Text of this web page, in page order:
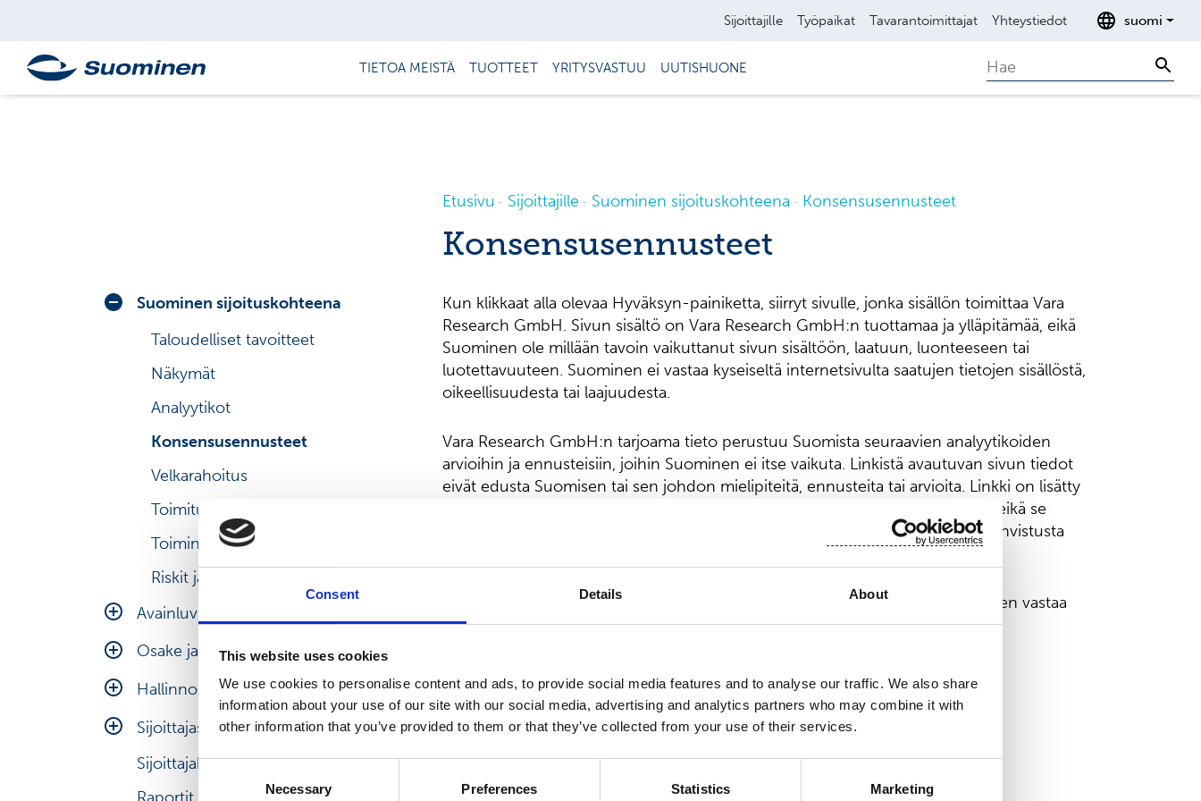
Consent Details About
This website uses cookies
We use cookies to personalise content and ads, to provide social media features and to analyse our traffic. We also share
information about your use of our site with our social media, advertising and analytics partners who may combine it with
other information that you’ve provided to them or that they’ve collected from your use of their services.
Consent
Necessary Preferences Statistics Marketing
Sijoittajille Työpaikat Tavarantoimittajat Yhteystiedot suomi
TIETOA MEISTÄ TUOTTEET YRITYSVASTUU UUTISHUONE Search
Suominen sijoituskohteena
Taloudelliset tavoitteet
Näkymät
Analyytikot
Konsensusennusteet
Velkarahoitus
Toimitusjohtajan katsaus
Toimintaympäristö
Riskit ja epävarmuudet
Avainluvut
Tunnuslukujen laskentakaavat
Osake ja omistus
Osakesarja
Osakemonitori
Osakkeen hinta
Investointilaskuri
Hallinnointi
Hallintoelimet
Yhtiökokous
Osakkeenomistajien
Sijoittajasuhteet
Sijoittajaviestinnän periaatteet
Sijoittajakalenteri
Etusivu Sijoittajille Suominen sijoituskohteena Konsensusennusteet
Konsensusennusteet
Kun klikkaat alla olevaa Hyväksyn-painiketta, siirryt sivulle, jonka sisällön toimittaa Vara
Research GmbH. Sivun sisältö on Vara Research GmbH:n tuottamaa ja ylläpitämää, eikä
Suominen ole millään tavoin vaikuttanut sivun sisältöön, laatuun, luonteeseen tai
luotettavuuteen. Suominen ei vastaa kyseiseltä internetsivulta saatujen tietojen sisällöstä,
oikeellisuudesta tai laajuudesta.
Vara Research GmbH:n tarjoama tieto perustuu Suomista seuraavien analyytikoiden
arvioihin ja ennusteisiin, joihin Suominen ei itse vaikuta. Linkistä avautuvan sivun tiedot
eivät edusta Suomisen tai sen johdon mielipiteitä, ennusteita tai arvioita. Linkki on lisätty
Suomisen sivuille ainoastaan yleistä mielenkiintoa ja tiedon jakamista varten, eikä se
merkitse minkäänlaista sivun sisältöön liittyvää kannanottoa, tarkastusta tai vahvistusta
Siirtyessäsi kolmannen tahon tuottamalle sivulle, ota huomioon ettei Suominen vastaa
siitä, miten käytät sivulla tarjottua sisältöä.
Hyväksyn